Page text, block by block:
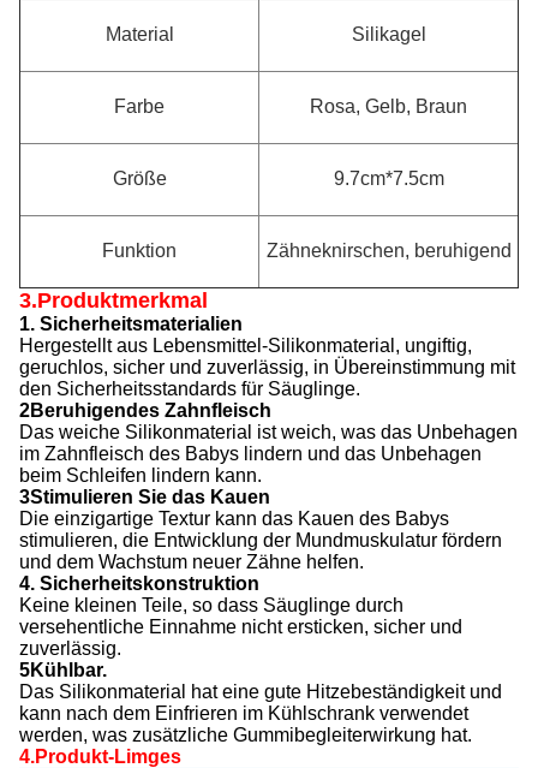
Material Silikagel
Farbe Rosa, Gelb, Braun
Größe 9.7cm*7.5cm
Funktion Zähneknirschen, beruhigend
3.Produktmerkmal
1. Sicherheitsmaterialien
Hergestellt aus Lebensmittel-Silikonmaterial, ungiftig,
geruchlos, sicher und zuverlässig, in Übereinstimmung mit
den Sicherheitsstandards für Säuglinge.
2Beruhigendes Zahnfleisch
Das weiche Silikonmaterial ist weich, was das Unbehagen
im Zahnfleisch des Babys lindern und das Unbehagen
beim Schleifen lindern kann.
3Stimulieren Sie das Kauen
Die einzigartige Textur kann das Kauen des Babys
stimulieren, die Entwicklung der Mundmuskulatur fördern
und dem Wachstum neuer Zähne helfen.
4. Sicherheitskonstruktion
Keine kleinen Teile, so dass Säuglinge durch
versehentliche Einnahme nicht ersticken, sicher und
zuverlässig.
5Kühlbar.
Das Silikonmaterial hat eine gute Hitzebeständigkeit und
kann nach dem Einfrieren im Kühlschrank verwendet
werden, was zusätzliche Gummibegleiterwirkung hat.
4.Produkt-Limges